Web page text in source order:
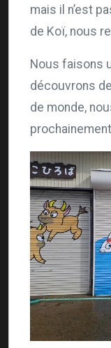
mais il n’est
de Koï, nous
Nous faisons
découvrons
de monde,